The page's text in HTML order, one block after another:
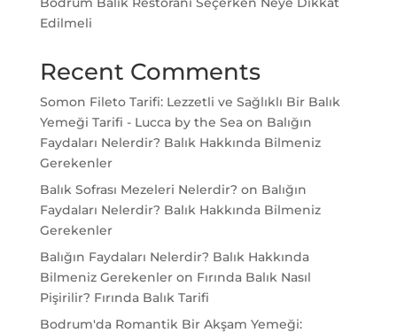
Edilmeli
Recent Comments
Somon Fileto Tarifi: Lezzetli ve Sağlıklı Bir Balık
Yemeği Tarifi - Lucca by the Seaon Balığın
Faydaları Nelerdir? Balık Hakkında Bilmeniz
Gerekenler
Balık Sofrası Mezeleri Nelerdir? on Balığın
Faydaları Nelerdir? Balık Hakkında Bilmeniz
Gerekenler
Balığın Faydaları Nelerdir? Balık Hakkında
Bilmeniz Gerekenleron Fırında Balık Nasıl
Pişirilir? Fırında Balık Tarifi
Bodrum'da Romantik Bir Akşam Yemeği: